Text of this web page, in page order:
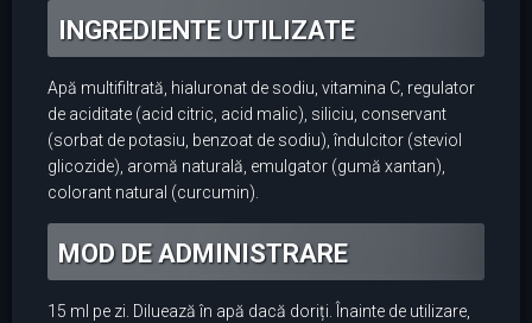
INGREDIENTE UTILIZATE
Apă multifiltrată, hialuronat de sodiu, vitamina C, regulator
de aciditate (acid citric, acid malic), siliciu, conservant
(sorbat de potasiu, benzoat de sodiu), îndulcitor (steviol
glicozide), aromă naturală, emulgator (gumă xantan),
colorant natural (curcumin).
MOD DE ADMINISTRARE
15 ml pe zi. Diluează în apă dacă doriți. Înainte de utilizare,